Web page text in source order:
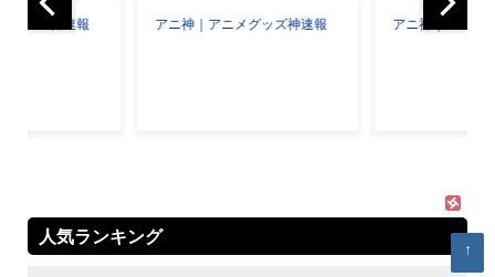
グッズ神速報 アニ神｜アニメグッズ神速報 アニ神｜アニメ
人気ランキング
↑